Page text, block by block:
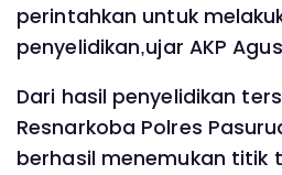
perintahkan untuk
penyelidikan,ujar AKP
Dari hasil penyelidikan
Resnarkoba Polres
berhasil menemukan titik